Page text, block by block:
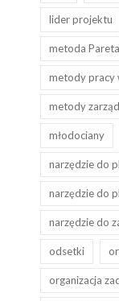
lider projektu
metoda Pareta
metody pracy
metody
młodociany
narzędzie do
narzędzie do
narzędzie do
odsetki
organizacja